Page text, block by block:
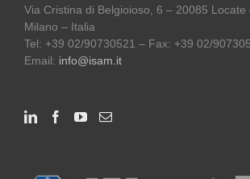
Via Cristina di Belgioioso, 6 – 20085
Milano – Italia
Tel: +39 02/90730521 – Fax: +39 02/
Email: info@isam.it